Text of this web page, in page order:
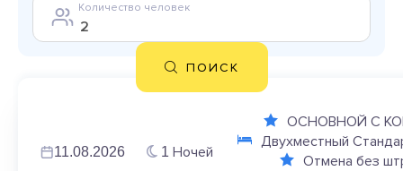
Количество человек
ПОИСК
11.08.2026 1 Ночей
ОСНОВНОЙ С
Двухместный
Отмена без